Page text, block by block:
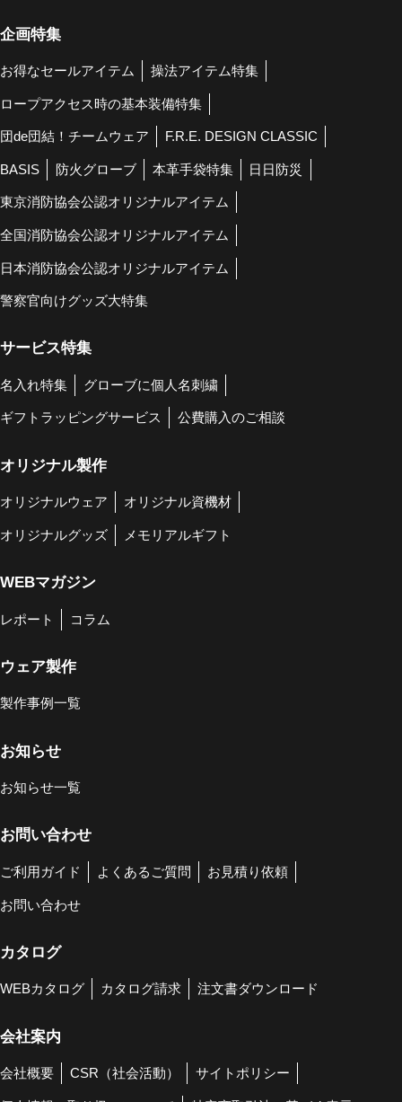
企画特集
お得なセールアイテム 操法アイテム特集
ロープアクセス時の基本装備特集
団de団結！チームウェア F.R.E. DESIGN CLASSIC
BASIS 防火グローブ 本革手袋特集 日日防災
東京消防協会公認オリジナルアイテム
全国消防協会公認オリジナルアイテム
日本消防協会公認オリジナルアイテム
警察官向けグッズ大特集
サービス特集
名入れ特集 グローブに個人名刺繍
ギフトラッピングサービス 公費購入のご相談
オリジナル製作
オリジナルウェア オリジナル資機材
オリジナルグッズ メモリアルギフト
WEBマガジン
レポート コラム
ウェア製作
製作事例一覧
お知らせ
お知らせ一覧
お問い合わせ
ご利用ガイド よくあるご質問 お見積り依頼
お問い合わせ
カタログ
WEBカタログ カタログ請求 注文書ダウンロード
会社案内
会社概要 CSR（社会活動） サイトポリシー